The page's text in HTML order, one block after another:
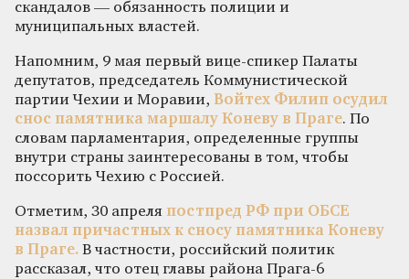
скандалов — обязанность полиции и
муниципальных властей.
Напомним, 9 мая первый вице-спикер Палаты
депутатов, председатель Коммунистической
партии Чехии и Моравии, Войтех Филип осудил
снос памятника маршалу Коневу в Праге. По
словам парламентария, определенные группы
внутри страны заинтересованы в том, чтобы
поссорить Чехию с Россией.
Отметим, 30 апреля постпред РФ при ОБСЕ
назвал причастных к сносу памятника Коневу
в Праге. В частности, российский политик
рассказал, что отец главы района Прага-6